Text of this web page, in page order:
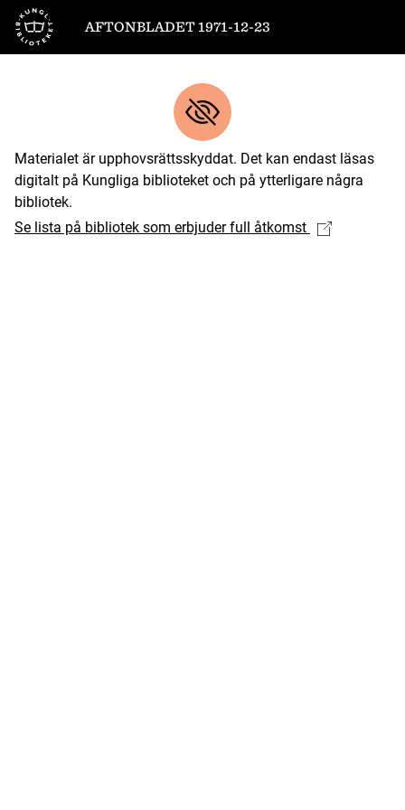
Till startsidan
AFTONBLADET 1971-12-23
Materialet är upphovsrättsskyddat. Det kan endast läsas
digitalt på Kungliga biblioteket och på ytterligare några
bibliotek.
Se lista på bibliotek som erbjuder full åtkomst